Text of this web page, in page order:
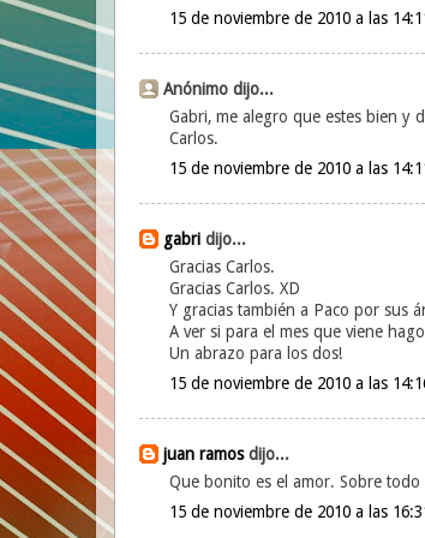
15 de noviembre de 2010 a las
Anónimo dijo...
Gabri, me alegro que estes bien y
Carlos.
15 de noviembre de 2010 a las
gabridijo...
Gracias Carlos.
Gracias Carlos. XD
Y gracias también a Paco por sus
A ver si para el mes que viene
Un abrazo para los dos!
15 de noviembre de 2010 a las
juan ramosdijo...
Que bonito es el amor. Sobre
15 de noviembre de 2010 a las